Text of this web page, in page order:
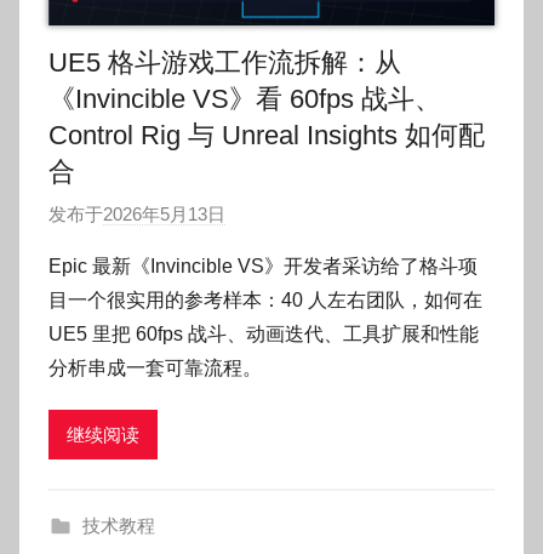
UE5 格斗游戏工作流拆解：从
《Invincible VS》看 60fps 战斗、
Control Rig 与 Unreal Insights 如何配
合
发布于2026年5月13日
:
O
k
g
Epic 最新《Invincible VS》开发者采访给了格斗项
目一个很实用的参考样本：40 人左右团队，如何在
UE5 里把 60fps 战斗、动画迭代、工具扩展和性能
分析串成一套可靠流程。
继续阅读
技术教程